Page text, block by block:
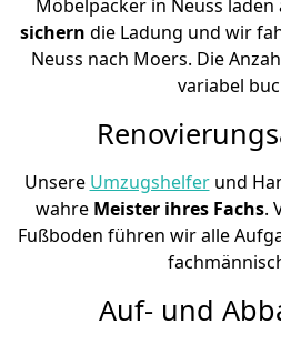
Möbelpacker in Neuss
sichern die Ladung und wir
Neuss nach Moers. Die
variabel
Unsere Umzugshelferund
wahre Meister ihres Fachs.
Fußboden führen wir alle
Auf- und